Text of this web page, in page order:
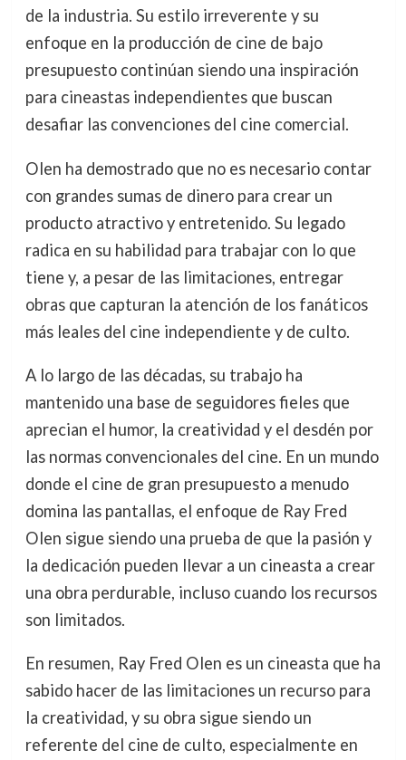
de la industria. Su estilo irreverente y su
enfoque en la producción de cine de bajo
presupuesto continúan siendo una inspiración
para cineastas independientes que buscan
desafiar las convenciones del cine comercial.
Olen ha demostrado que no es necesario contar
con grandes sumas de dinero para crear un
producto atractivo y entretenido. Su legado
radica en su habilidad para trabajar con lo que
tiene y, a pesar de las limitaciones, entregar
obras que capturan la atención de los fanáticos
más leales del cine independiente y de culto.
A lo largo de las décadas, su trabajo ha
mantenido una base de seguidores fieles que
aprecian el humor, la creatividad y el desdén por
las normas convencionales del cine. En un mundo
donde el cine de gran presupuesto a menudo
domina las pantallas, el enfoque de Ray Fred
Olen sigue siendo una prueba de que la pasión y
la dedicación pueden llevar a un cineasta a crear
una obra perdurable, incluso cuando los recursos
son limitados.
En resumen, Ray Fred Olen es un cineasta que ha
sabido hacer de las limitaciones un recurso para
la creatividad, y su obra sigue siendo un
referente del cine de culto, especialmente en